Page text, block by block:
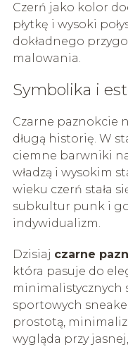
Czerń jako kolor
płytkę i wysoki
dokładnego
malowania.
Symbolika i
Czarne paznokcie
długą historię. W
ciemne barwniki
władzą i wysokim
wieku czerń stała
subkultur punk i
indywidualizm.
Dzisiaj czarne
która pasuje do
minimalistycznych
sportowych
prostotą,
wygląda przy